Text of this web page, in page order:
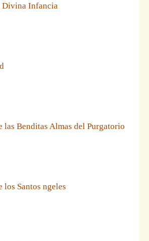
Divina Infancia
las Benditas Almas del Purgatorio
Santos ngeles